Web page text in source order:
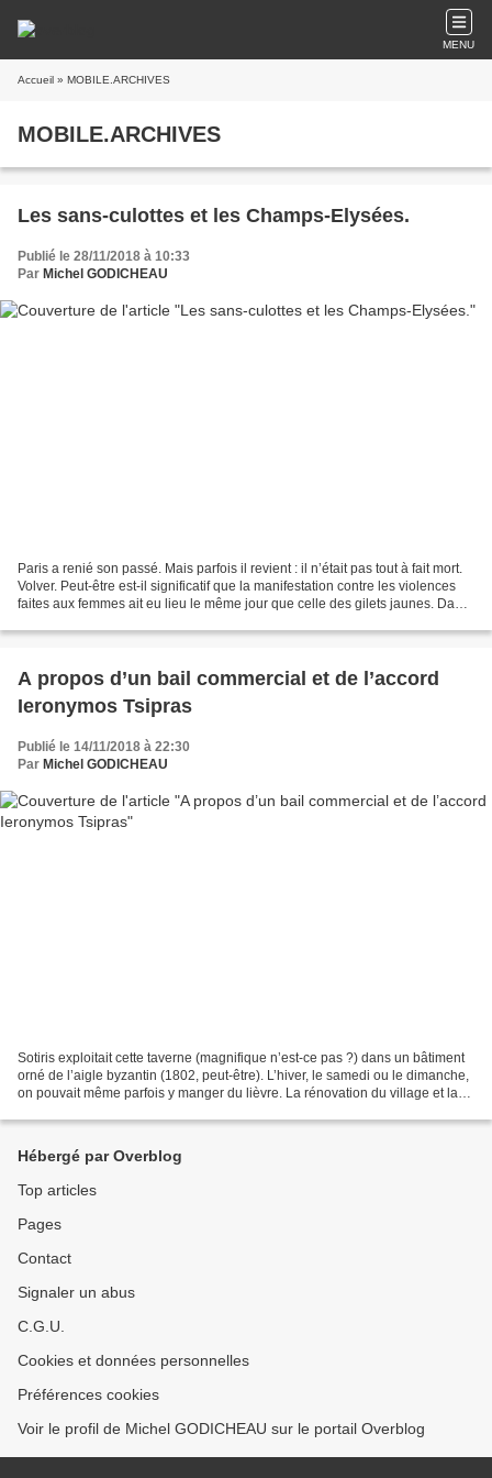
MENU
Accueil » MOBILE.ARCHIVES
MOBILE.ARCHIVES
Les sans-culottes et les Champs-Elysées.
Publié le 28/11/2018 à 10:33
Par Michel GODICHEAU
Paris a renié son passé. Mais parfois il revient : il n’était pas tout à fait mort.
Volver. Peut-être est-il significatif que la manifestation contre les violences
faites aux femmes ait eu lieu le même jour que celle des gilets jaunes. Dans
A propos d’un bail commercial et de l’accord
Ieronymos Tsipras
Publié le 14/11/2018 à 22:30
Par Michel GODICHEAU
Sotiris exploitait cette taverne (magnifique n’est-ce pas ?) dans un bâtiment
orné de l’aigle byzantin (1802, peut-être). L’hiver, le samedi ou le dimanche,
on pouvait même parfois y manger du lièvre. La rénovation du village et la
Hébergé par Overblog
Top articles
Pages
Contact
Signaler un abus
C.G.U.
Cookies et données personnelles
Préférences cookies
Voir le profil de Michel GODICHEAU sur le portail Overblog